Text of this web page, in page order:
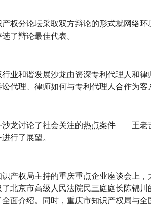
分论坛采取双方辩论的形式就网络环
了辩论最佳代表。
和谐发展沙龙由资深专利代理人和律
代理、律师如何与专利代理人合作为
讨论了社会关注的热点案件——王老
行了展望。
权局主持的重庆重点企业座谈会上，
北京市高级人民法院民三庭庭长陈锦
全面介绍。同时，重庆市知识产权局与